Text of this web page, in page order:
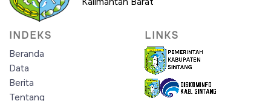
INDEKS
Beranda
Data
Berita
Tentang
LINKS